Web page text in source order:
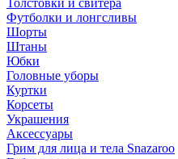
Толстовки и свитера
Футболки и лонгсливы
Шорты
Штаны
Юбки
Головные уборы
Куртки
Корсеты
Украшения
Аксессуары
Грим для лица и тела Snazaroo